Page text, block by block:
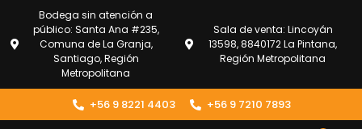
Bodega sin atención a
público: Santa Ana #235,
Comuna de La Granja,
Santiago, Región
Metropolitana
Sala de venta: Lincoyán
13598, 8840172 La Pintana,
Región Metropolitana
+56 9 8221 4403 +56 9 7210 7893